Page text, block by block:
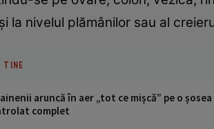
la nivelul plămânilor sau al
TINE
aruncă în aer „tot ce mișcă” pe o
complet